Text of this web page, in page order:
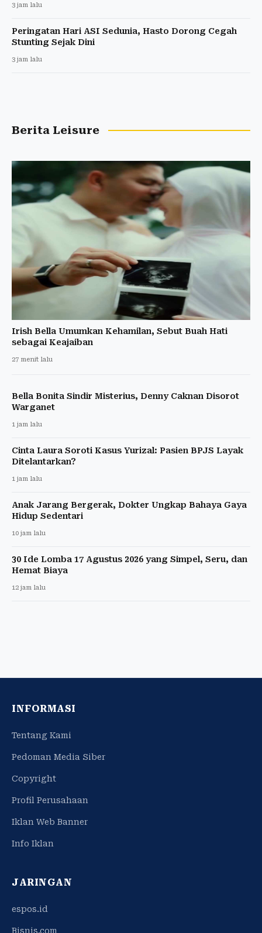
3 jam lalu
Peringatan Hari ASI Sedunia, Hasto Dorong Cegah
Stunting Sejak Dini
3 jam lalu
Berita Leisure
Irish Bella Umumkan Kehamilan, Sebut Buah Hati
sebagai Keajaiban
27 menit lalu
Bella Bonita Sindir Misterius, Denny Caknan Disorot
Warganet
1 jam lalu
Cinta Laura Soroti Kasus Yurizal: Pasien BPJS Layak
Ditelantarkan?
1 jam lalu
Anak Jarang Bergerak, Dokter Ungkap Bahaya Gaya
Hidup Sedentari
10 jam lalu
30 Ide Lomba 17 Agustus 2026 yang Simpel, Seru, dan
Hemat Biaya
12 jam lalu
INFORMASI
Tentang Kami
Pedoman Media Siber
Copyright
Profil Perusahaan
Iklan Web Banner
Info Iklan
JARINGAN
espos.id
Bisnis.com